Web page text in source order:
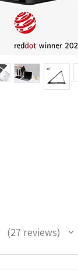
27 reviews
27